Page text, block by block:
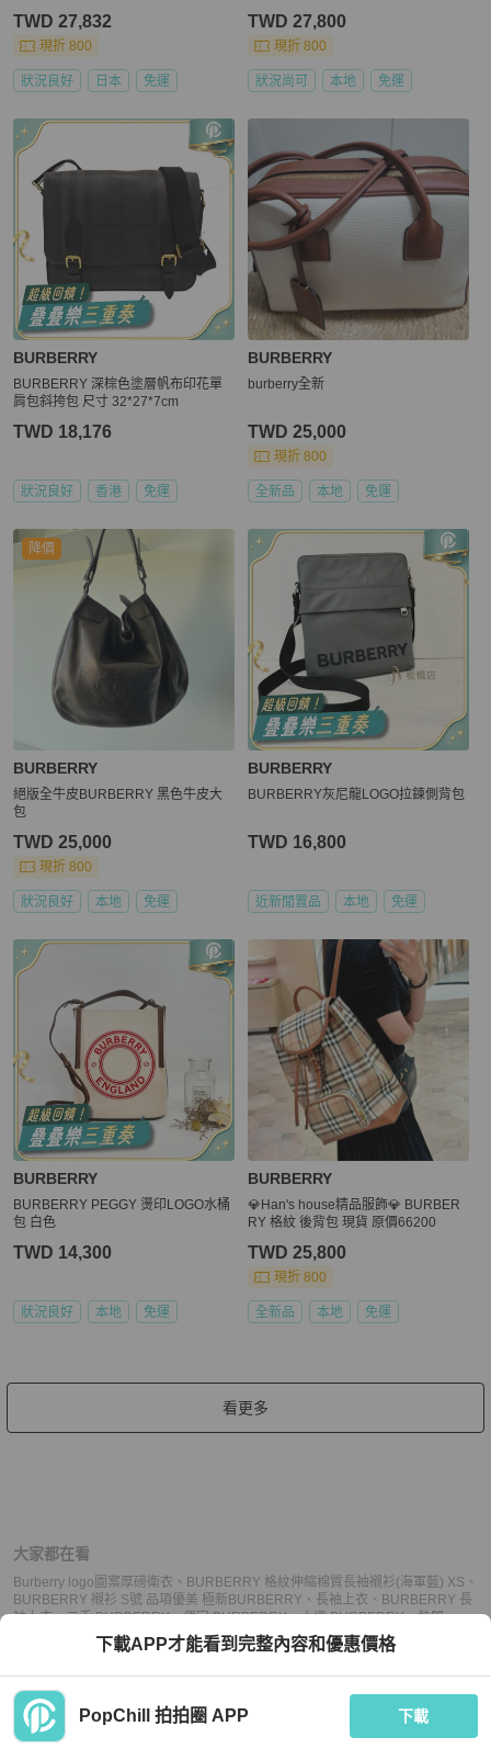
TWD 27,832
現折 800
狀況良好 日本 免運
TWD 27,800
現折 800
狀況尚可 本地 免運
BURBERRY
BURBERRY 深棕色塗層帆布印花單
肩包斜挎包 尺寸 32*27*7cm
TWD 18,176
狀況良好 香港 免運
BURBERRY
burberry全新
TWD 25,000
現折 800
全新品 本地 免運
降價
BURBERRY
絕版全牛皮BURBERRY 黑色牛皮大
包
TWD 25,000
現折 800
狀況良好 本地 免運
BURBERRY
BURBERRY灰尼龍LOGO拉鍊側背包
TWD 16,800
近新閒置品 本地 免運
BURBERRY
BURBERRY PEGGY 燙印LOGO水桶
包 白色
TWD 14,300
狀況良好 本地 免運
BURBERRY
💎Han's house精品服飾💎 BURBER
RY 格紋 後背包 現貨 原價66200
TWD 25,800
現折 800
全新品 本地 免運
看更多
大家都在看
Burberry logo圖案厚磅衛衣 、 BURBERRY 格紋伸縮棉質長袖襯衫(海軍藍) XS 、
BURBERRY 襯衫 S號 品項優美 極新BURBERRY 、 長袖上衣 、 BURBERRY 長
袖上衣、二手 BURBERRY、便宜 BURBERRY、小資 BURBERRY、熱門
、中古 BURBERRY、推薦 BURBERRY、二手 長袖上衣
小資 長袖上衣 、 熱門 長袖上衣、中古 長袖上衣、推薦 長袖上衣
下載APP才能看到完整內容和優惠價格
PopChill 拍拍圈 APP 下載